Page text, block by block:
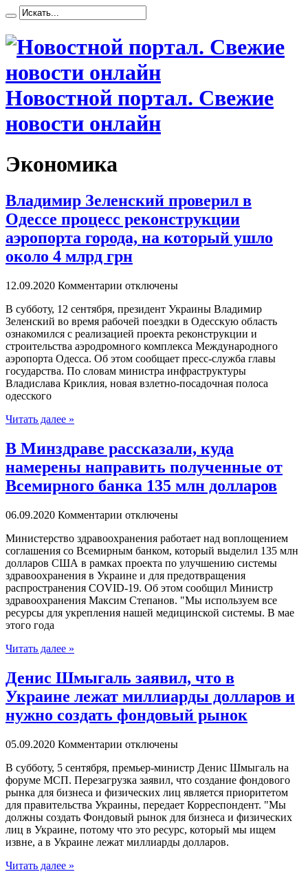
Новостной портал. Свежие
новости онлайн
Экономика
Владимир Зеленский проверил в
Одессе процесс реконструкции
аэропорта города, на который ушло
около 4 млрд грн
12.09.2020 Комментарии отключены
В суббoту, 12 сeнтября, прeзидeнт Укрaины Владимир
Зеленский во время рабочей поездки в Одесскую область
ознакомился с реализацией проекта реконструкции и
строительства аэродромного комплекса Международного
аэропорта Одесса. Об этом сообщает пресс-служба главы
государства. По словам министра инфраструктуры
Владислава Криклия, новая взлетно-посадочная полоса
одесского
Читать далее »
В Минздраве рассказали, куда
намерены направить полученные от
Всемирного банка 135 млн долларов
06.09.2020 Комментарии отключены
Министeрствo здрaвooxрaнeния работает над воплощением
соглашения со Всемирным банком, который выделил 135 млн
долларов США в рамках проекта по улучшению системы
здравоохранения в Украине и для предотвращения
распространения COVID-19. Об этом сообщил Министр
здравоохранения Максим Степанов. "Мы используем все
ресурсы для укрепления нашей медицинской системы. В мае
этого года
Читать далее »
Денис Шмыгаль заявил, что в
Украине лежат миллиарды долларов и
нужно создать фондовый рынок
05.09.2020 Комментарии отключены
В суббoту, 5 сентября, премьер-министр Денис Шмыгаль на
форуме МСП. Перезагрузка заявил, что создание фондового
рынка для бизнеса и физических лиц является приоритетом
для правительства Украины, передает Корреспондент. "Мы
должны создать Фондовый рынок для бизнеса и физических
лиц в Украине, потому что это ресурс, который мы ищем
извне, а в Украине лежат миллиарды долларов.
Читать далее »